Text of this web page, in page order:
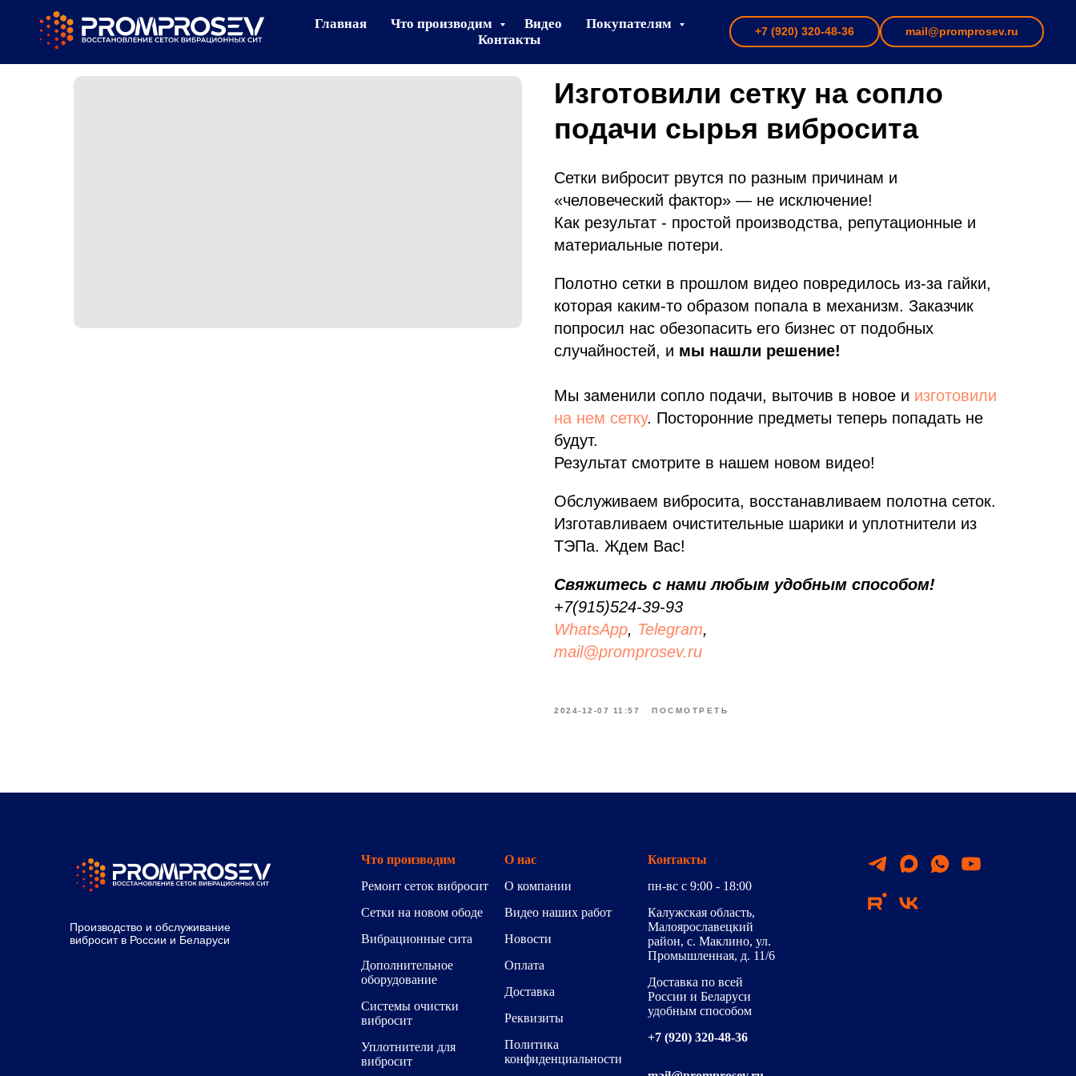
Главная Что производим Видео
Покупателям
Контакты
+7 (920) 320-48-36 mail@promprosev.ru
Изготовили сетку на сопло
подачи сырья вибросита
Сетки вибросит рвутся по разным причинам и
«человеческий фактор» — не исключение!
Как результат - простой производства, репутационные и
материальные потери.
Полотно сетки в прошлом видео повредилось из-за гайки,
которая каким-то образом попала в механизм. Заказчик
попросил нас обезопасить его бизнес от подобных
случайностей, и мы нашли решение!
Мы заменили сопло подачи, выточив в новое и изготовили
на нем сетку. Посторонние предметы теперь попадать не
будут.
Результат смотрите в нашем новом видео!
Обслуживаем вибросита, восстанавливаем полотна сеток.
Изготавливаем очистительные шарики и уплотнители из
ТЭПа. Ждем Вас!
Свяжитесь с нами любым удобным способом!
+7(915)524-39-93
WhatsApp, Telegram,
mail@promprosev.ru
2024-12-07 11:57 ПОСМОТРЕТЬ
Производство и обслуживание
вибросит в России и Беларуси
Что производим
Ремонт сеток вибросит
Сетки на новом ободе
Вибрационные сита
Дополнительное
оборудование
Системы очистки
вибросит
Уплотнители для
вибросит
О нас
О компании
Видео наших работ
Новости
Оплата
Доставка
Реквизиты
Политика
конфиденциальности
Контакты
пн-вс с 9:00 - 18:00
Калужская область,
Малоярославецкий
район, с. Маклино, ул.
Промышленная, д. 11/6
Доставка по всей
России и Беларуси
удобным способом
+7 (920) 320-48-36